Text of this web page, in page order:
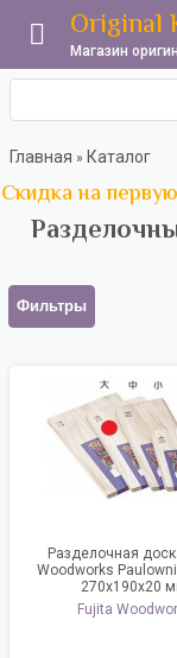
Original
Магазин
Главная » Каталог
Скидка на
Фильтры
Разделочная
Woodworks
270х190х20
Fujita